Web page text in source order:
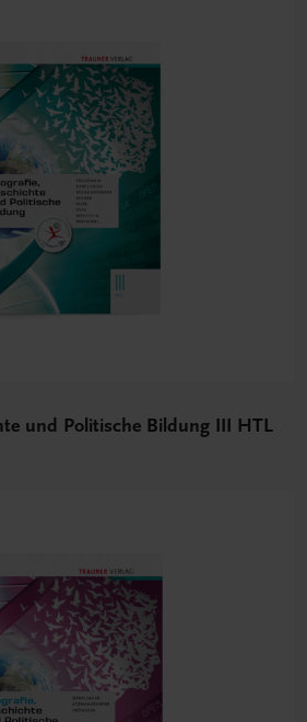
und Politische Bildung III HTL